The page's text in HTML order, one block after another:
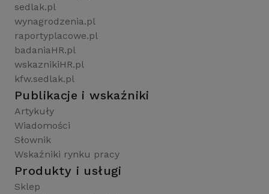
sedlak.pl
wynagrodzenia.pl
raportyplacowe.pl
badaniaHR.pl
wskaznikiHR.pl
kfw.sedlak.pl
Publikacje i wskaźniki
Artykuły
Wiadomości
Słownik
Wskaźniki rynku pracy
Produkty i usługi
Sklep